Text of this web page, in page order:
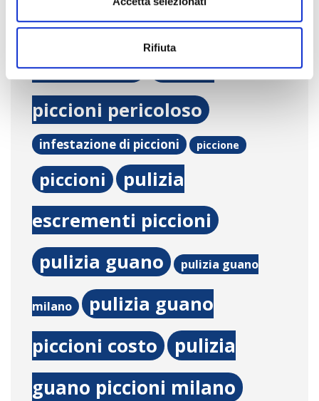
Rifiuta
piccioni asl
guano piccioni
candeggina
guano
piccioni pericoloso
infestazione di piccioni piccione
piccioni
pulizia
escrementi piccioni
pulizia guano pulizia guano
milano
pulizia guano
piccioni costo
pulizia
guano piccioni milano